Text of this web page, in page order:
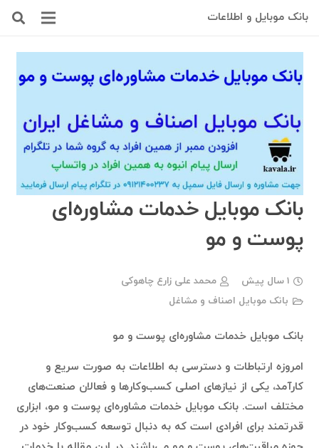
بانک موبایل و اطلاعات
بانک موبایل خدمات مشاوره‌ای
پوست و مو
1 سال پیش
محمد علی زارع چاهوکی
بانک موبایل اصناف و مشاغل
بانک موبایل خدمات مشاوره‌ای پوست و مو
امروزه ارتباطات و دسترسی به اطلاعات به صورت سریع و
کارآمد، یکی از نیازهای اصلی کسب‌وکارها و فعالان صنعت‌های
مختلف است. بانک موبایل خدمات مشاوره‌ای پوست و مو، ابزاری
قدرتمند برای افرادی است که به دنبال توسعه کسب‌وکار خود در